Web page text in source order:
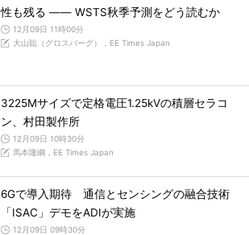
性も残る ―― WSTS秋季予測をどう読むか
12月09日 11時00分
大山聡（グロスバーグ），EE Times Japan
3225Mサイズで定格電圧1.25kVの積層セラコ
ン、村田製作所
12月09日 10時30分
馬本隆綱，EE Times Japan
6Gで導入期待 通信とセンシングの融合技術
「ISAC」デモをADIが実施
12月09日 09時30分